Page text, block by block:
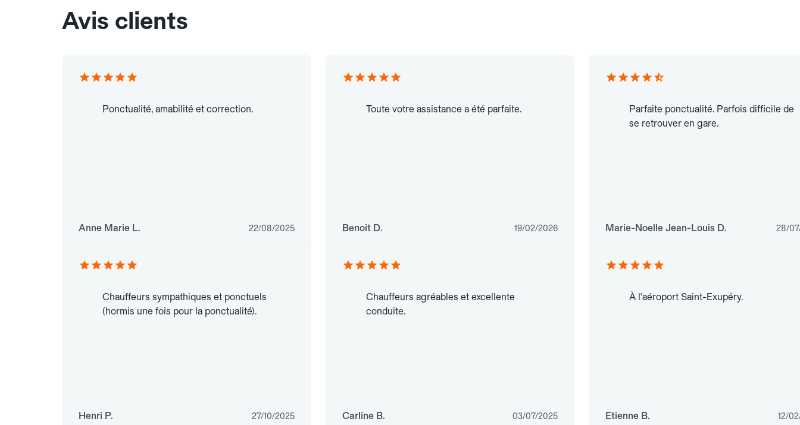
Avis clients
Ponctualité, amabilité et correction.
Anne Marie L. 22/08/2025
Toute votre assistance a été parfaite.
Benoit D. 19/02/2026
Parfaite ponctualité. Parfois difficile de
se retrouver en gare.
Marie-Noelle Jean-Louis D. 28/
Chauffeurs sympathiques et ponctuels
(hormis une fois pour la ponctualité).
Henri P. 27/10/2025
Chauffeurs agréables et excellente
conduite.
Carline B. 03/07/2025
À l'aéroport Saint-Exupéry.
Etienne B. 12/